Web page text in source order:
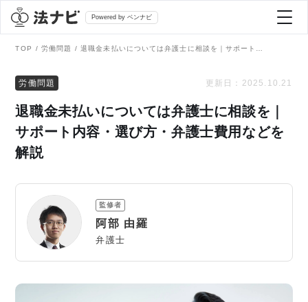
Powered by ベンナビ
全て
法律相談
刑事事件
債務整理
弁護士を探す
AI Search Premium
掲載をご検討の弁護士の方へ
TOP 労働問題
労働問題 更新日： 2025.10.21
退職金未払いについては弁護士に相談を｜
サポート内容・選び方・弁護士費用などを
解説
監修者
阿部 由羅
弁護士